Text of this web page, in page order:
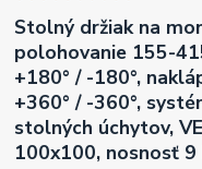
Stolný držiak na
polohovanie 155-
+180° / -180°,
+360° / -360°,
stolných úchytov,
100x100, nosnosť 9